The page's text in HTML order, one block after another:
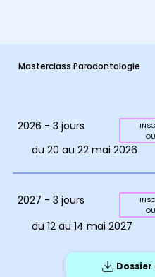
Masterclass Parodontologie
2026 - 3 jours
du 20 au 22 mai 2026
du 12 au 14 mai 2027
2027 - 3 jours